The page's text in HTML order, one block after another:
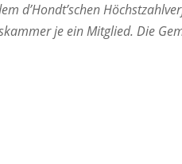
d’Hondt’schen
je ein Mitglied. Die